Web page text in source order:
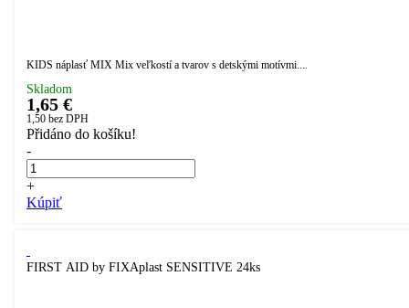
KIDS náplasť MIX Mix veľkostí a tvarov s detskými motívmi....
Skladom
1,65 €
1,50 bez DPH
Přidáno do košíku!
-
+
Kúpiť
FIRST AID by FIXAplast SENSITIVE 24ks